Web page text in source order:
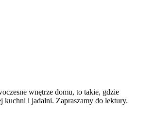
wnętrze domu, to takie, gdzie
kuchni i jadalni. Zapraszamy do lektury.